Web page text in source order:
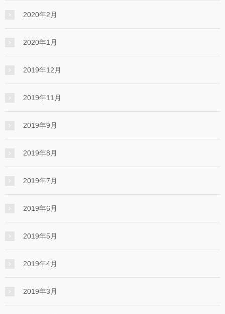
2020年2月
2020年1月
2019年12月
2019年11月
2019年9月
2019年8月
2019年7月
2019年6月
2019年5月
2019年4月
2019年3月